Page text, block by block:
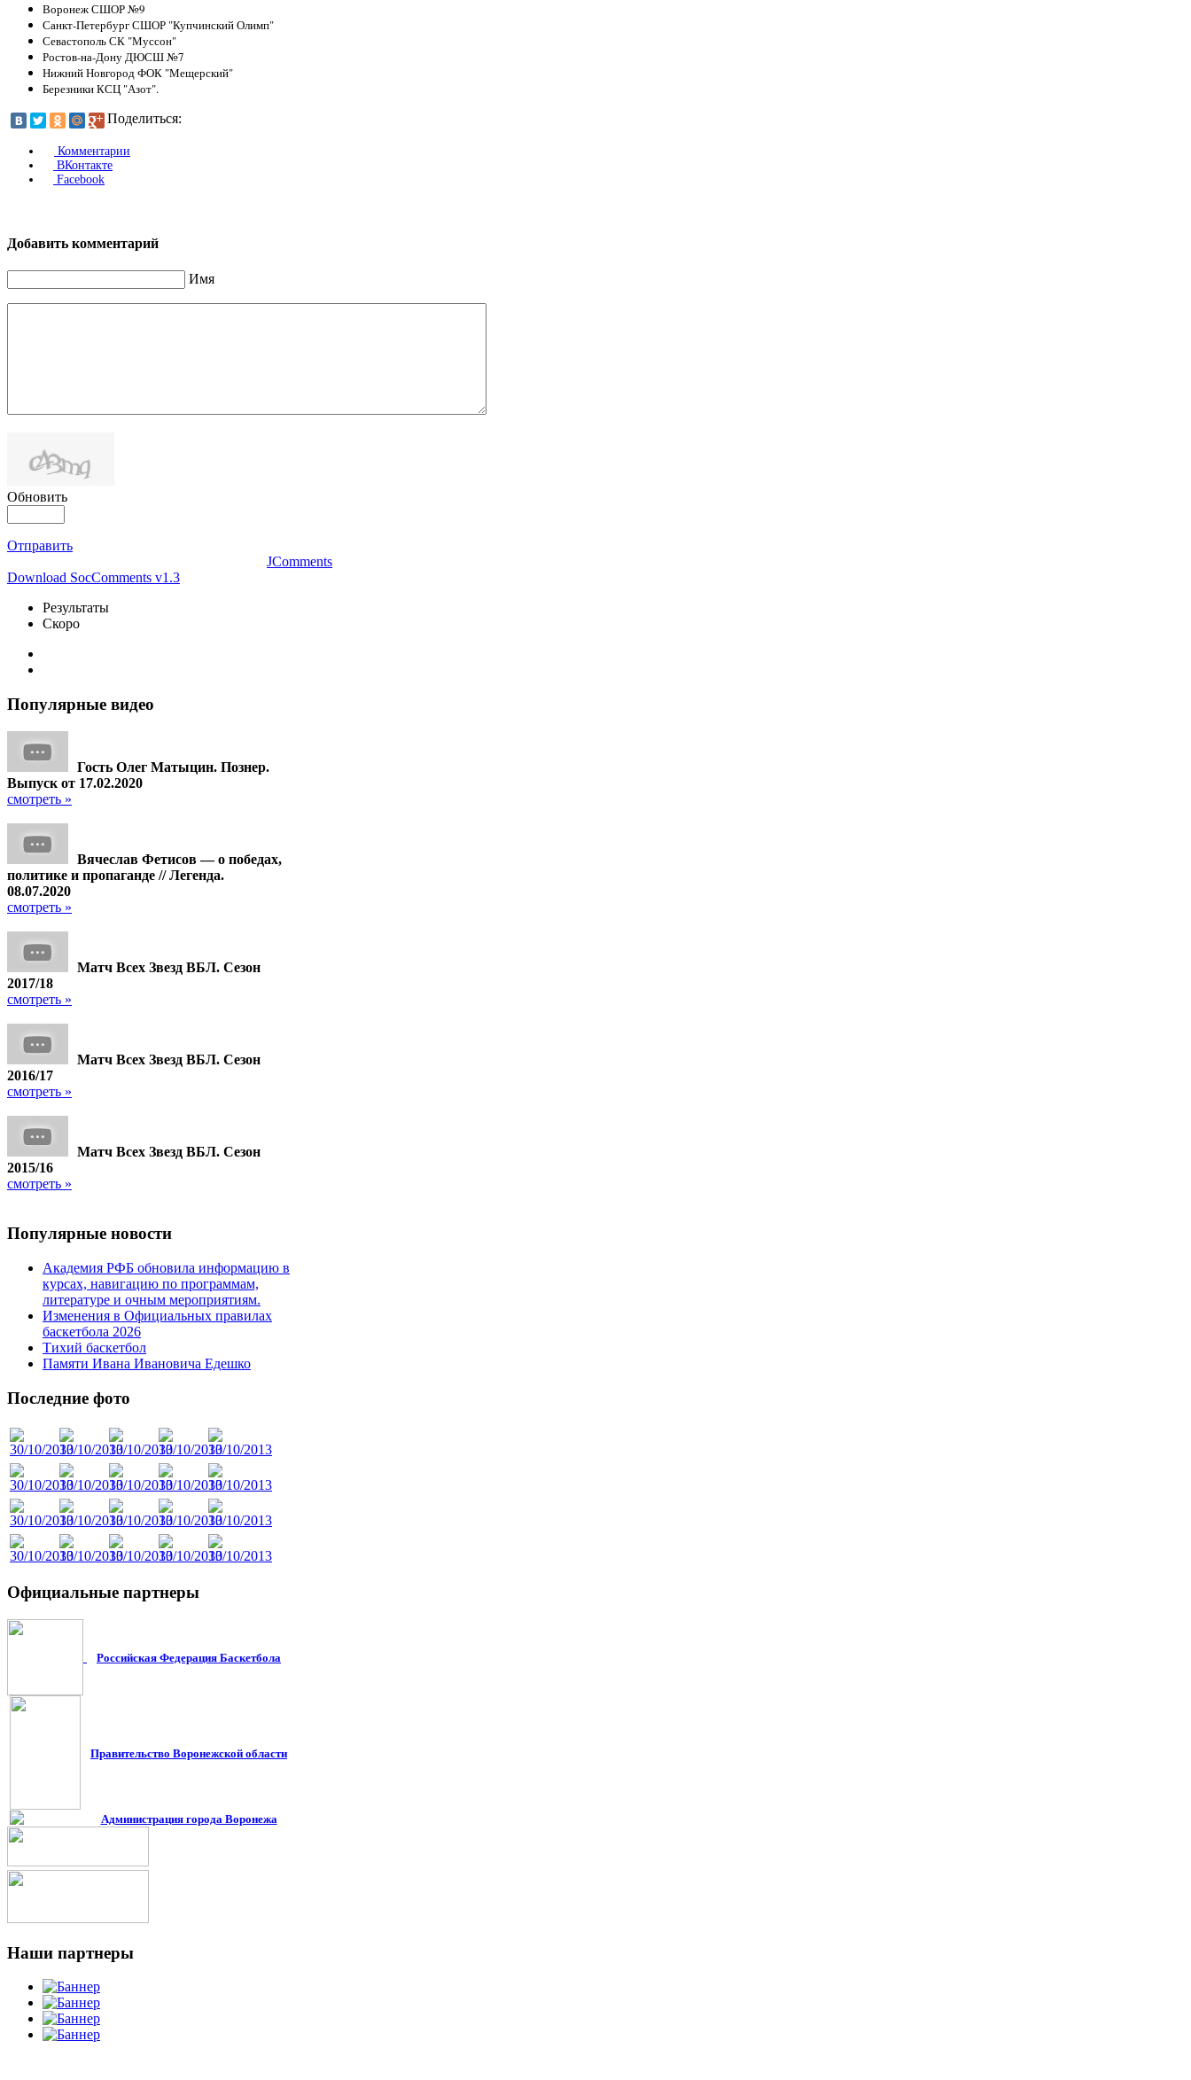
Воронеж СШОР №9
Санкт-Петербург СШОР "Купчинский Олимп"
Севастополь СК "Муссон"
Ростов-на-Дону ДЮСШ №7
Нижний Новгород ФОК "Мещерский"
Березники КСЦ "Азот".
Поделиться:
Комментарии
ВКонтакте
Facebook
Добавить комментарий
Имя
Обновить
Отправить
JComments
Download SocComments v1.3
Результаты
Скоро
Популярные видео
Гость Олег Матыцин. Познер.
Выпуск от 17.02.2020
смотреть »
Вячеслав Фетисов — о победах,
политике и пропаганде // Легенда.
08.07.2020
смотреть »
Матч Всех Звезд ВБЛ. Сезон
2017/18
смотреть »
Матч Всех Звезд ВБЛ. Сезон
2016/17
смотреть »
Матч Всех Звезд ВБЛ. Сезон
2015/16
смотреть »
Популярные новости
Академия РФБ обновила информацию в
курсах, навигацию по программам,
литературе и очным мероприятиям.
Изменения в Официальных правилах
баскетбола 2026
Тихий баскетбол
Памяти Ивана Ивановича Едешко
Последние фото
Официальные партнеры
Российская Федерация Баскетбола
Правительство Воронежской области
Администрация города Воронежа
Наши партнеры